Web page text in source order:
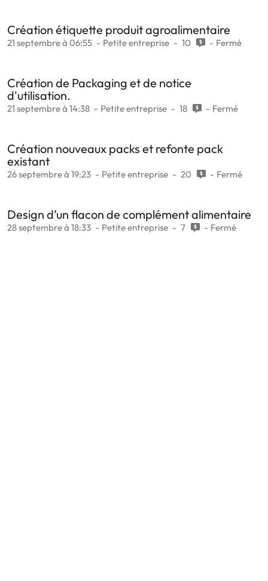
Création étiquette produit agroalimentaire
21 septembre à 06:55 Petite entreprise 10 Fermé
Création de Packaging et de notice
d'utilisation.
21 septembre à 14:38 Petite entreprise 18 Fermé
Création nouveaux packs et refonte pack
existant
26 septembre à 19:23 Petite entreprise 20 Fermé
Design d’un flacon de complément alimentaire
28 septembre à 18:33 Petite entreprise 7 Fermé